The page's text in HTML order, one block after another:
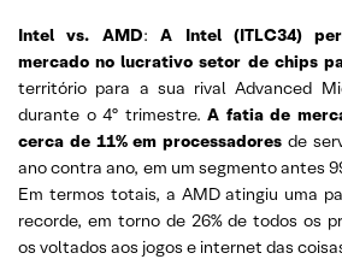
Intel vs. AMD:A Intel (ITLC34)
mercado no lucrativo setor de chips
território para a sua rival Advanced
durante o 4º trimestre. A fatia de
cerca de 11% em processadores de
ano contra ano, em um segmento antes
Em termos totais, a AMD atingiu uma
recorde, em torno de 26% de todos os
os voltados aos jogos e internet das